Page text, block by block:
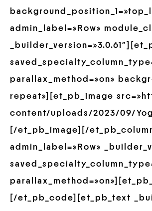
admin_label=»Row»
parallax_method=»on»
repeat»][et_pb_image
content/uploads/2023/09/
[/et_pb_image][/
admin_label=»Row»
[/et_pb_code][et_pb_text